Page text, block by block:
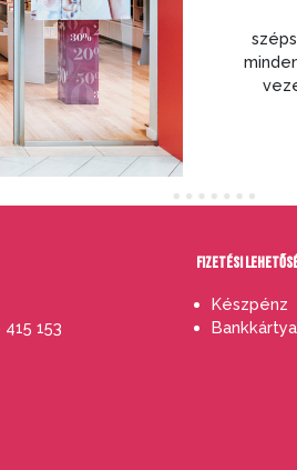
153
FIZETÉSI
Készpénz
Bankkártya